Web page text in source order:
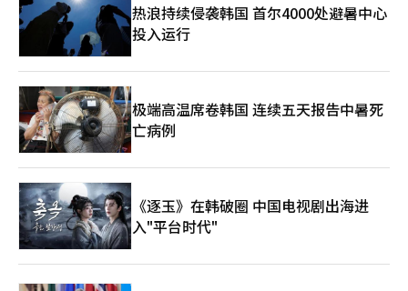
热浪持续侵袭韩国 首尔4000处避暑中心
投入运行
极端高温席卷韩国 连续五天报告中暑死
亡病例
《逐玉》在韩破圈 中国电视剧出海进
入"平台时代"